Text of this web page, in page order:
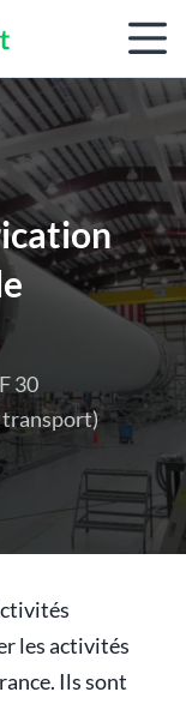
30
transport)
les activités
Ils sont